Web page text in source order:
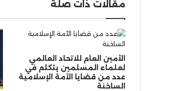
مقالات ذات صلة
الأمين العام للاتحاد العالمي
لعلماء المسلمين يتكلم في
عدد من قضايا الأمة الإسلامية
الساخنة